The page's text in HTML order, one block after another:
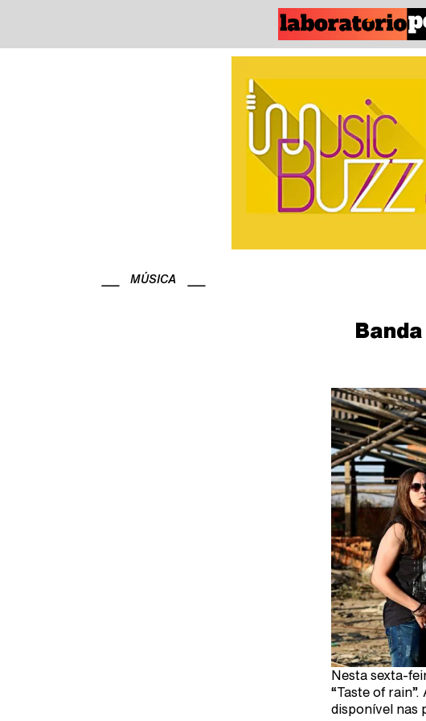
MÚSICA
Nesta sexta-
“Taste of
disponível nas